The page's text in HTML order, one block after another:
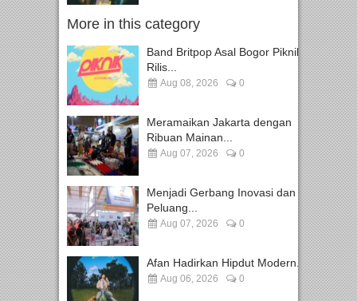
More in this category
Band Britpop Asal Bogor Piknik
Rilis...
Aug 08, 2026 0
Meramaikan Jakarta dengan
Ribuan Mainan...
Aug 07, 2026 0
Menjadi Gerbang Inovasi dan
Peluang...
Aug 07, 2026 0
Afan Hadirkan Hipdut Modern...
Aug 06, 2026 0